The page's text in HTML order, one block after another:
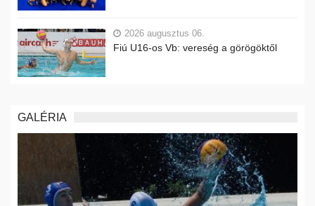
2026 augusztus 06.
Fiú U16-os Vb: vereség a görögöktől
GALÉRIA